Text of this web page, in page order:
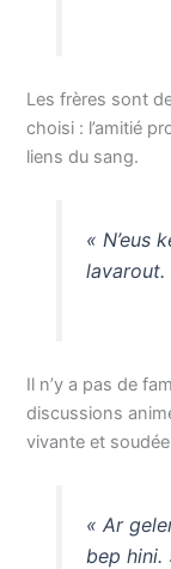
Les frères sont
choisi : l’amitié
liens du sang.
« N’eus
lavarout.
Il n’y a pas de
discussions
vivante et
« Ar
bep hini.